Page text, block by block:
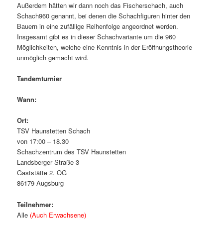
Außerdem hätten wir dann noch das Fischerschach, auch
Schach960 genannt, bei denen die Schachfiguren hinter den
Bauern in eine zufällige Reihenfolge angeordnet werden.
Insgesamt gibt es in dieser Schachvariante um die 960
Möglichkeiten, welche eine Kenntnis in der Eröffnungstheorie
unmöglich gemacht wird.
Tandemturnier
Wann:
Ort:
TSV Haunstetten Schach
von 17:00 – 18.30
Schachzentrum des TSV Haunstetten
Landsberger Straße 3
Gaststätte 2. OG
86179 Augsburg
Teilnehmer:
Alle (Auch Erwachsene)